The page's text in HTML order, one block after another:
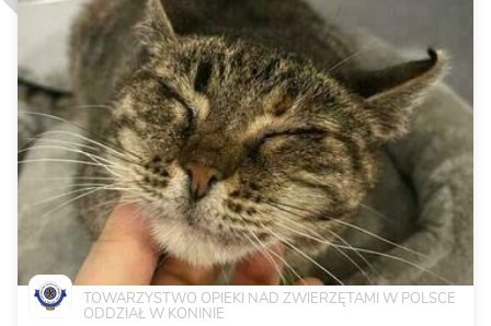
TOWARZYSTWO OPIEKI NAD ZWIERZĘTAMI W POLSCE
ODDZIAŁ W KONINIE